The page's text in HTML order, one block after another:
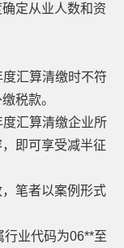
定从业人数和资
汇算清缴时不符
税款。
汇算清缴企业所
即可享受减半征
笔者以案例形式
业代码为06**至